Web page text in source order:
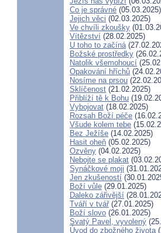
Co je správné (05.03.2025)
Jejich věci (02.03.2025)
Ve chvíli zkoušky
Vítězství (28.02.2025)
U toho to začíná
Božské prostředky
Natolik všemohoucí
Opakování hříchů
Nosíme na prsou
Sklíčenost (21.02.2025)
Přiblíží tě k Bohu
Vybojovat (18.02.2025)
Rozsah Boží péče
Všude kolem tebe
Bez Ježíše (14.02.2025)
Hasit oheň (05.02.2025)
Ozvěny (04.02.2025)
Nebojte se plakat
Synáčkové moji
Jen zkušeností
Boží vůle (29.01.2025)
Daleko zářivější
Tváří v tvář(27.01.2025)
Boží slovo (26.01.2025)
Svatý Pavel, vyvolený
Úvod do zbožného života